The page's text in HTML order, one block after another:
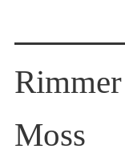
Rimmer
Moss